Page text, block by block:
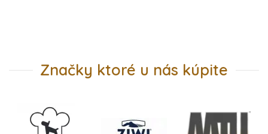
Značky ktoré u nás kúpite